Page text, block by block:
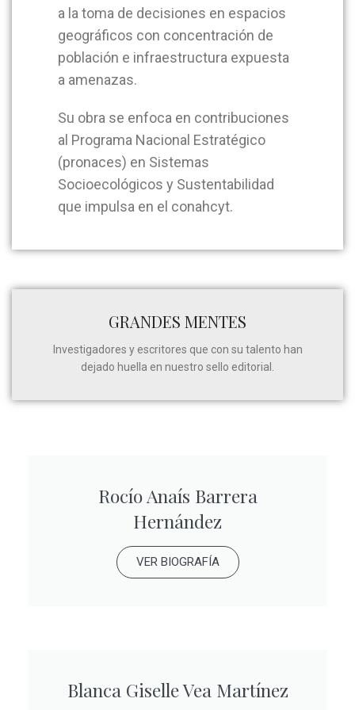
a la toma de decisiones en espacios
geográficos con concentración de
población e infraestructura expuesta
a amenazas.
Su obra se enfoca en contribuciones
al Programa Nacional Estratégico
(pronaces) en Sistemas
Socioecológicos y Sustentabilidad
que impulsa en el conahcyt.
GRANDES MENTES
Investigadores y escritores que con su talento han
dejado huella en nuestro sello editorial.
Rocío Anaís Barrera
Hernández
VER BIOGRAFÍA
Blanca Giselle Vea Martínez